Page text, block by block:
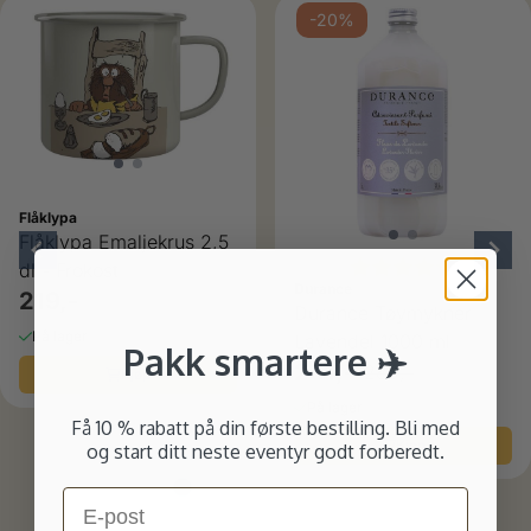
Flåklypa
Flåklypa Emaljekrus 2,5
dl - Frokost
219,-
På lager
Kjøp
-20%
4.8 av
231,- 289,-
Kjøp
Pakk smartere ✈️
Få 10 % rabatt på din første bestilling. Bli med
og start ditt neste eventyr godt forberedt.
Email